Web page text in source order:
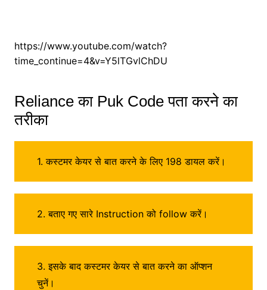
https://www.youtube.com/watch?
time_continue=4&v=Y5lTGvlChDU
Reliance का Puk Code पता करने का
तरीका
1. कस्टमर केयर से बात करने के लिए 198 डायल करें।
2. बताए गए सारे Instruction को follow करें।
3. इसके बाद कस्टमर केयर से बात करने का ऑप्शन
चुनें।